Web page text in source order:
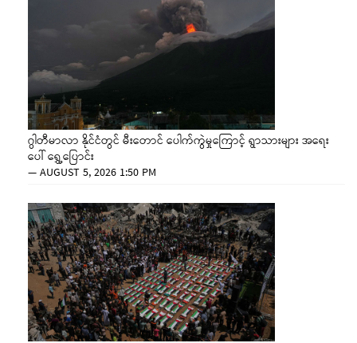
ဂွါတီမာလာ နိုင်ငံတွင် မီးတောင် ပေါက်ကွဲမှုကြောင့် ရွာသားများ အရေး
ပေါ် ရွှေ့ပြောင်း
—AUGUST 5, 2026 1:50 PM